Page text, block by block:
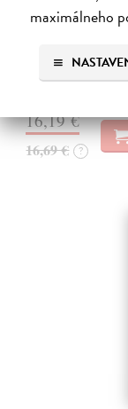
maximálneho
Kořenové
|
Voda je základní
ani člověk.
Zasielame do 10
16,19 €
16,69 € ?